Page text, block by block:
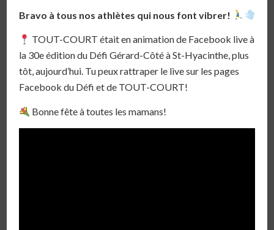
Bravo à tous nos athlètes qui nous font vibrer!
TOUT-COURT était en animation de Facebook live à
la 30e édition du Défi Gérard-Côté à St-Hyacinthe, plus
tôt, aujourd’hui. Tu peux rattraper le live sur les pages
Facebook du Défi et de TOUT-COURT!
Bonne fête à toutes les mamans!